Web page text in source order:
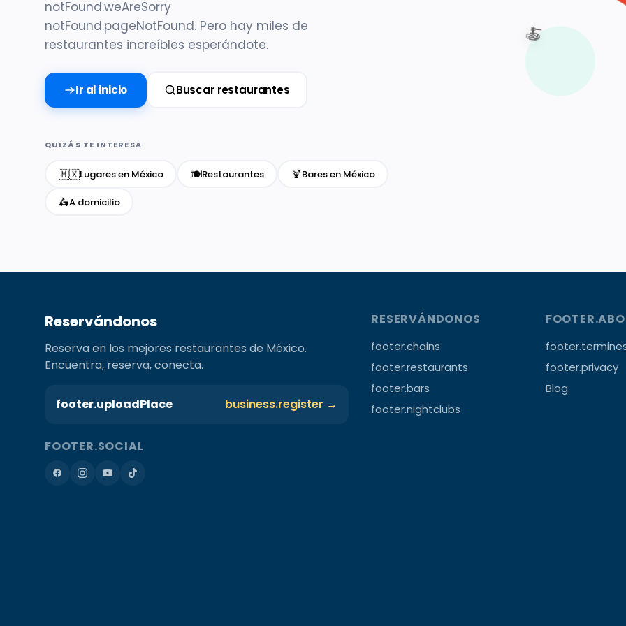
notFound.weAreSorry
notFound.pageNotFound. Pero hay miles de
restaurantes increíbles esperándote.
Ir al inicio Buscar restaurantes
QUIZÁS TE INTERESA
🇲🇽Lugares en México 🍽️Restaurantes 🍹Bares en México
🛵A domicilio
🍝
Reservándonos
Reserva en los mejores restaurantes de México.
Encuentra, reserva, conecta.
footer.uploadPlace business.register →
FOOTER.SOCIAL
RESERVÁNDONOS
footer.chains
footer.restaurants
footer.bars
footer.nightclubs
footer.privacy
Blog